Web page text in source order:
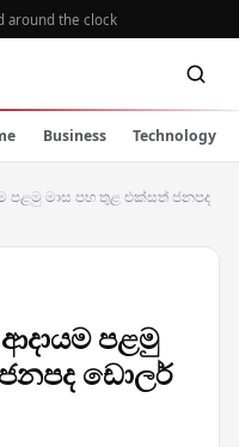
around the clock
Business Technology
පළමු මාස පහ තුළ එක්සත් ජනපද
පළමු
ඩොලර්